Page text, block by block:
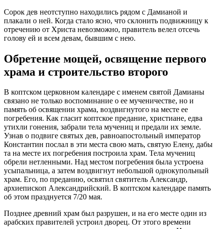
Сорок дев неотступно находились рядом с Дамианой и
плакали о ней. Когда стало ясно, что склонить подвижницу к
отречению от Христа невозможно, правитель велел отсечь
голову ей и всем девам, бывшим с нею.
Обретение мощей, освящение первого
храма и строительство второго
В коптском церковном календаре с именем святой Дамианы
связано не только воспоминание о ее мученичестве, но и
память об освящении храма, воздвигнутого на месте ее
погребения. Как гласит коптское предание, христиане, едва
утихли гонения, забрали тела мучениц и предали их земле.
Узнав о подвиге святых дев, равноапостольный император
Константин послал в эти места свою мать, святую Елену, дабы
та на месте их погребения построила храм. Тела мучениц
обрели нетленными. Над местом погребения была устроена
усыпальница, а затем воздвигнут небольшой однокупольный
храм. Его, по преданию, освятил святитель Александр,
архиепископ Александрийский. В коптском календаре память
об этом празднуется 7/20 мая.
Позднее древний храм был разрушен, и на его месте один из
арабских правителей устроил дворец. От этого времени